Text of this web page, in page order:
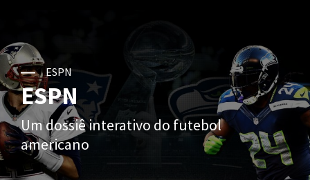
ESPN
ESPN
Um dossiê interativo do futebol
americano